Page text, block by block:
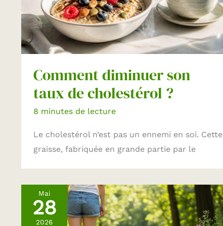
Comment diminuer son
taux de cholestérol ?
8 minutes de lecture
Le cholestérol n’est pas un ennemi en soi. Cette
graisse, fabriquée en grande partie par le
Mai
28
2026